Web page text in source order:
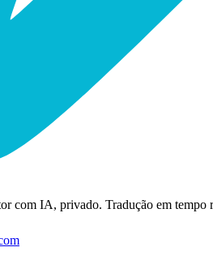
com IA, privado. Tradução em